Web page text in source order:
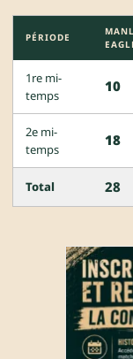
PÉRIODE
1re mi-
temps
10
2e mi-
temps
18
Total 28